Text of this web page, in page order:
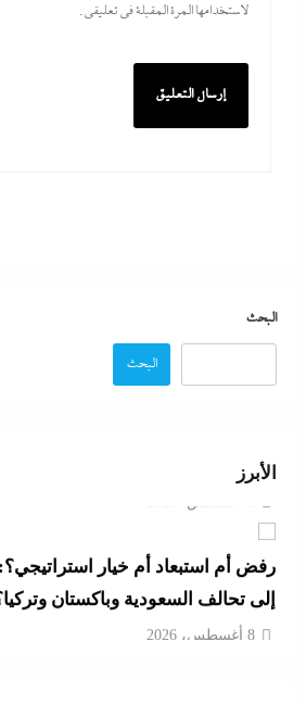
لاستخدامها المرة المقبلة في تعليقي.
البحث
البحث
الأبرز
خارطة ميلادينوف
8 أغسطس، 2026
رفض أم استبعاد أم خيار
إلى تحالف السعودية وباكستان وتركيا؟